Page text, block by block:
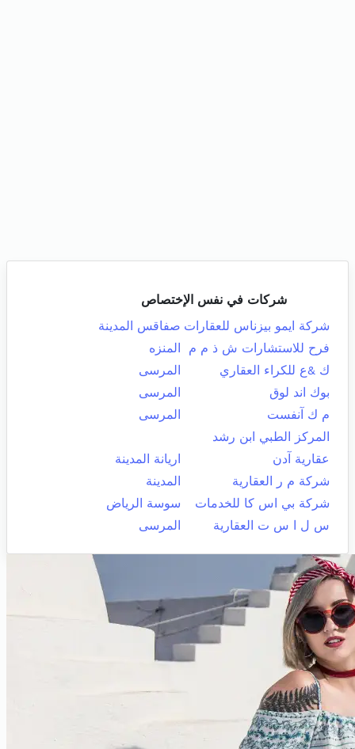
شركات في نفس الإختصاص
شركة ايمو بيزناس للعقارات صفاقس المدينة
فرح للاستشارات ش ذ م م
المنزه
ك &ع للكراء العقاري
المرسى
بوك اند لوق
المرسى
م ك آنفست
المرسى
المركز الطبي ابن رشد
عقارية آدن
اريانة المدينة
شركة م ر العقارية
المدينة
شركة بي اس كا للخدمات
سوسة الرياض
س ل ا س ت العقارية
المرسى